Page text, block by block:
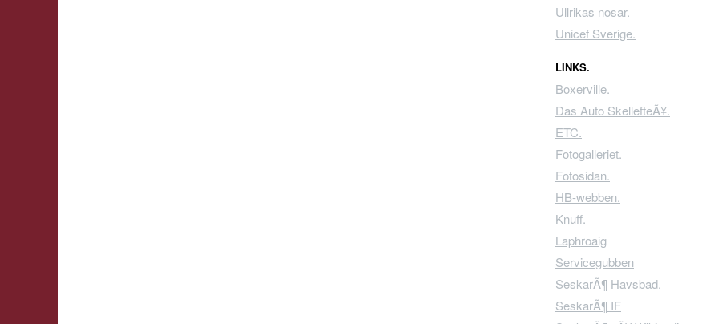
Ullrikas nosar.
Unicef Sverige.
LINKS.
Boxerville.
Das Auto SkellefteÃ¥.
ETC.
Fotogalleriet.
Fotosidan.
HB-webben.
Knuff.
Laphroaig
Servicegubben
SeskarÃ¶ Havsbad.
SeskarÃ¶ IF